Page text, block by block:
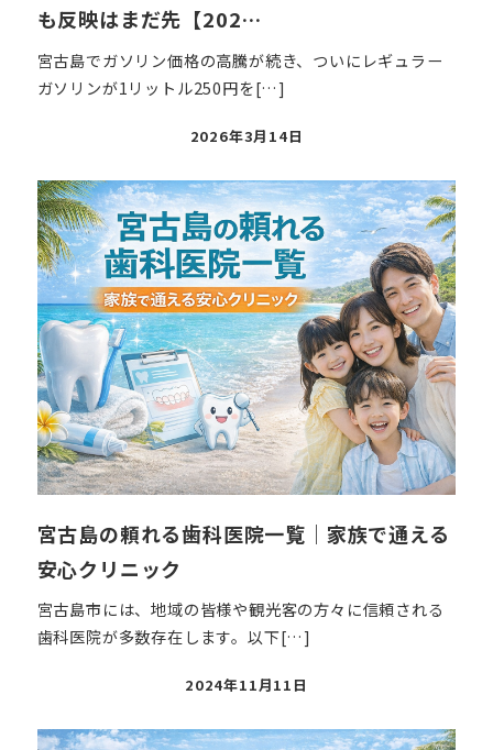
も反映はまだ先【202…
宮古島でガソリン価格の高騰が続き、ついにレギュラー
ガソリンが1リットル250円を[…]
投
日
2026年3月14日
宮古島の頼れる歯科医院一覧｜家族で通える
安心クリニック
宮古島市には、地域の皆様や観光客の方々に信頼される
歯科医院が多数存在します。以下[…]
投
日
2024年11月11日